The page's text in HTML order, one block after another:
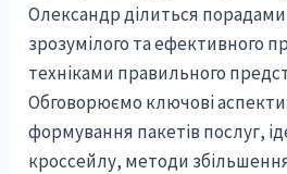
Олександр ділиться
зрозумілого та ефективного
техніками правильного
Обговорюємо ключові
формування пакетів послуг,
кроссейлу, методи